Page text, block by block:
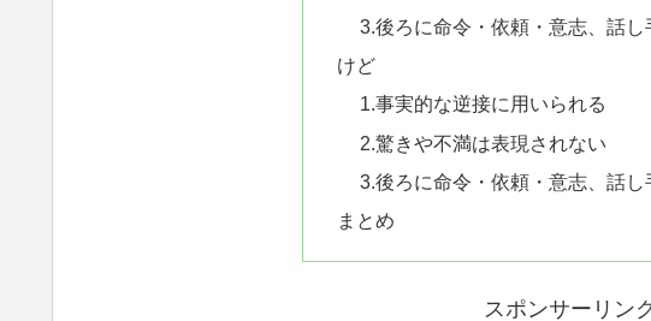
3.後ろに命令・依頼・意志、話
けど
1.事実的な逆接に用いられる
2.驚きや不満は表現されない
3.後ろに命令・依頼・意志、話し
まとめ
スポンサーリン